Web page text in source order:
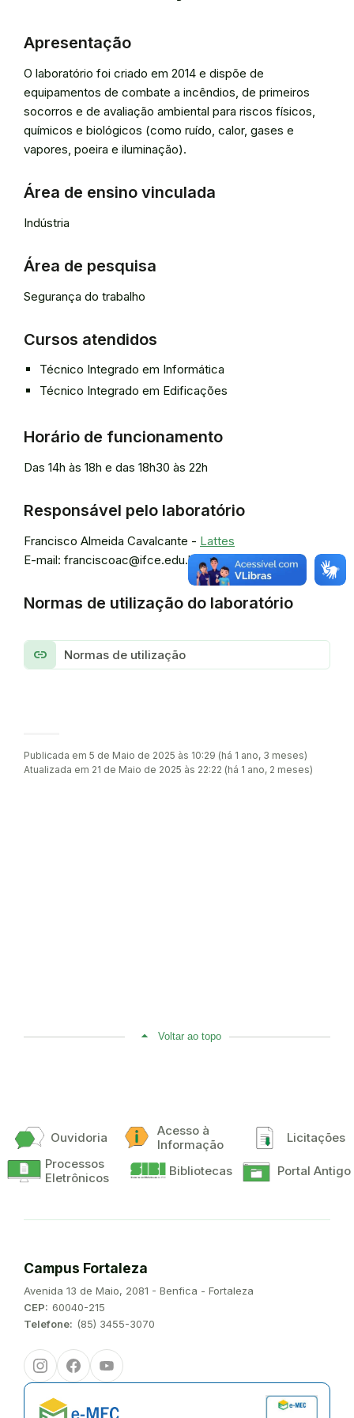
Apresentação
O laboratório foi criado em 2014 e dispõe de
equipamentos de combate a incêndios, de primeiros
socorros e de avaliação ambiental para riscos físicos,
químicos e biológicos (como ruído, calor, gases e
vapores, poeira e iluminação).
Área de ensino vinculada
Indústria
Área de pesquisa
Segurança do trabalho
Cursos atendidos
Técnico Integrado em Informática
Técnico Integrado em Edificações
Horário de funcionamento
Das 14h às 18h e das 18h30 às 22h
Responsável pelo laboratório
Francisco Almeida Cavalcante - Lattes
E-mail: franciscoac@ifce.edu.br
Normas de utilização do laboratório
link Normas de utilização
Publicada em 5 de Maio de 2025 às 10:29 (há 1 ano, 3 meses)
Atualizada em 21 de Maio de 2025 às 22:22 (há 1 ano, 2 meses)
Voltar ao topo
Ouvidoria
Acesso à
Informação
Licitações
Processos
Eletrônicos
Bibliotecas Portal Antigo
Campus Fortaleza
Endereço:
Avenida 13 de Maio, 2081 - Benfica - Fortaleza
CEP: 60040-215
Telefone: (85) 3455-3070
InstagramFacebookYoutube